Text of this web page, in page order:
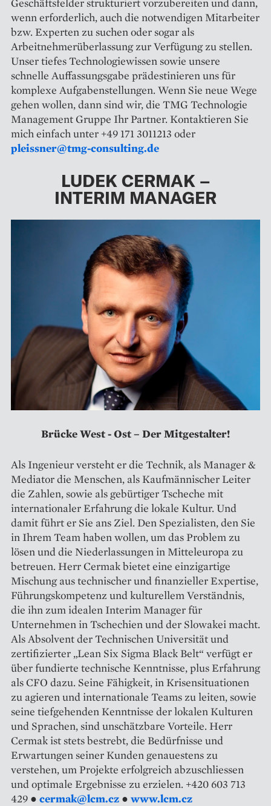
wenn erforderlich, auch die notwendigen Mitarbeiter
bzw. Experten zu suchen oder sogar als
Arbeitnehmerüberlassung zur Verfügung zu stellen.
Unser tiefes Technologiewissen sowie unsere
schnelle Auffassungsgabe prädestinieren uns für
komplexe Aufgabenstellungen. Wenn Sie neue Wege
gehen wollen, dann sind wir, die TMG Technologie
Management Gruppe Ihr Partner. Kontaktieren Sie
mich einfach unter +49 171 3011213 oder
pleissner@tmg-consulting.de
LUDEK CERMAK –
INTERIM MANAGER
Brücke West - Ost – Der Mitgestalter!
Als Ingenieur versteht er die Technik, als Manager &
Mediator die Menschen, als Kaufmännischer Leiter
die Zahlen, sowie als gebürtiger Tscheche mit
internationaler Erfahrung die lokale Kultur. Und
damit führt er Sie ans Ziel. Den Spezialisten, den Sie
in Ihrem Team haben wollen, um das Problem zu
lösen und die Niederlassungen in Mitteleuropa zu
betreuen. Herr Cermak bietet eine einzigartige
Mischung aus technischer und finanzieller Expertise,
Führungskompetenz und kulturellem Verständnis,
die ihn zum idealen Interim Manager für
Unternehmen in Tschechien und der Slowakei macht.
Als Absolvent der Technischen Universität und
zertifizierter „Lean Six Sigma Black Belt“ verfügt er
über fundierte technische Kenntnisse, plus Erfahrung
als CFO dazu. Seine Fähigkeit, in Krisensituationen
zu agieren und internationale Teams zu leiten, sowie
seine tiefgehenden Kenntnisse der lokalen Kulturen
und Sprachen, sind unschätzbare Vorteile. Herr
Cermak ist stets bestrebt, die Bedürfnisse und
Erwartungen seiner Kunden genauestens zu
verstehen, um Projekte erfolgreich abzuschliessen
und optimale Ergebnisse zu erzielen. +420 603 713
429 ● cermak@lcm.cz ● www.lcm.cz